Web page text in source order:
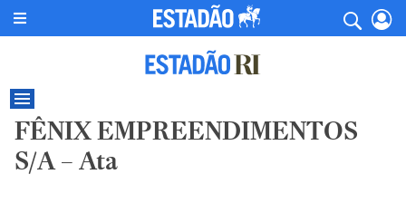
FÊNIX EMPREENDIMENTOS
S/A – Ata